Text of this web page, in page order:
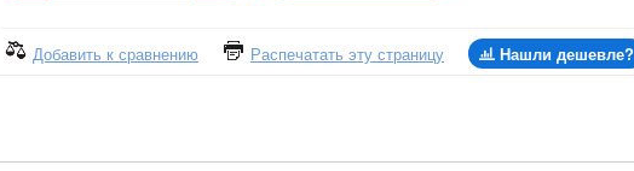
Добавить к сравнению Распечатать эту страницу Нашли дешевле?